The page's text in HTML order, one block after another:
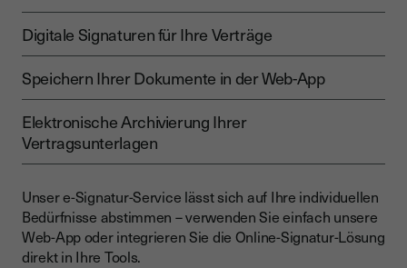
Digitale Signaturen für Ihre Verträge
Speichern Ihrer Dokumente in der Web-App
Elektronische Archivierung Ihrer
Vertragsunterlagen
Unser e-Signatur-Service lässt sich auf Ihre individuellen
Bedürfnisse abstimmen – verwenden Sie einfach unsere
Web-App oder integrieren Sie die Online-Signatur-Lösung
direkt in Ihre Tools.